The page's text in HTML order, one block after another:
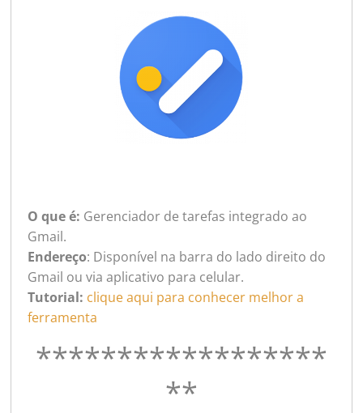
O que é: Gerenciador de tarefas integrado ao
Gmail.
Endereço: Disponível na barra do lado direito do
Gmail ou via aplicativo para celular.
Tutorial: clique aqui para conhecer melhor a
ferramenta
******************
**